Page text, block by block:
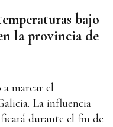
bajo
la provincia de
marcar el
La influencia
durante el fin de